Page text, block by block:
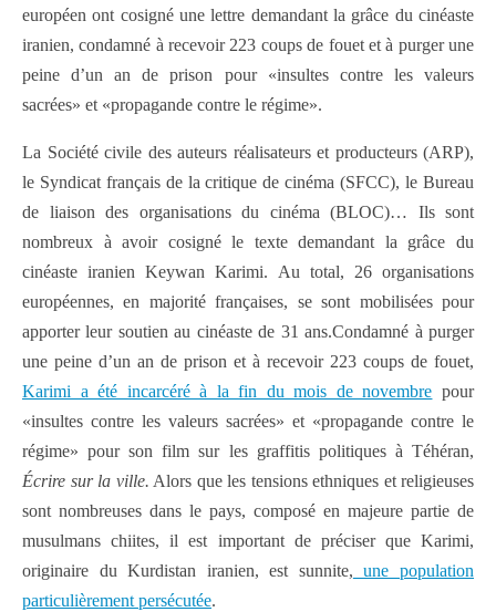
européen ont cosigné une lettre demandant la grâce du cinéaste
iranien, condamné à recevoir 223 coups de fouet et à purger une
peine d’un an de prison pour «insultes contre les valeurs
sacrées» et «propagande contre le régime».
La Société civile des auteurs réalisateurs et producteurs (ARP),
le Syndicat français de la critique de cinéma (SFCC), le Bureau
de liaison des organisations du cinéma (BLOC)… Ils sont
nombreux à avoir cosigné le texte demandant la grâce du
cinéaste iranien Keywan Karimi. Au total, 26 organisations
européennes, en majorité françaises, se sont mobilisées pour
apporter leur soutien au cinéaste de 31 ans.Condamné à purger
une peine d’un an de prison et à recevoir 223 coups de fouet,
Karimi a été incarcéré à la fin du mois de novembre pour
«insultes contre les valeurs sacrées» et «propagande contre le
régime» pour son film sur les graffitis politiques à Téhéran,
Écrire sur la ville. Alors que les tensions ethniques et religieuses
sont nombreuses dans le pays, composé en majeure partie de
musulmans chiites, il est important de préciser que Karimi,
originaire du Kurdistan iranien, est sunnite, une population
particulièrement persécutée.